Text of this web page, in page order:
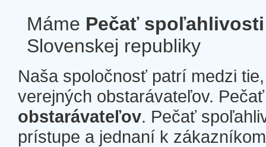
Máme Pečať spoľahlivosti
Slovenskej republiky
Naša spoločnosť patrí medzi
verejných obstarávateľov.
obstarávateľov. Pečať
prístupe a jednaní k